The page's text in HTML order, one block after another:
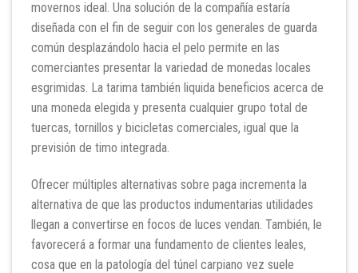
movernos ideal. Una solución de la compañía estaría
diseñada con el fin de seguir con los generales de guarda
común desplazándolo hacia el pelo permite en las
comerciantes presentar la variedad de monedas locales
esgrimidas. La tarima también liquida beneficios acerca de
una moneda elegida y presenta cualquier grupo total de
tuercas, tornillos y bicicletas comerciales, igual que la
previsión de timo integrada.
Ofrecer múltiples alternativas sobre paga incrementa la
alternativa de que las productos indumentarias utilidades
llegan a convertirse en focos de luces vendan. También, le
favorecerá a formar una fundamento de clientes leales,
cosa que en la patologí­a del túnel carpiano vez suele